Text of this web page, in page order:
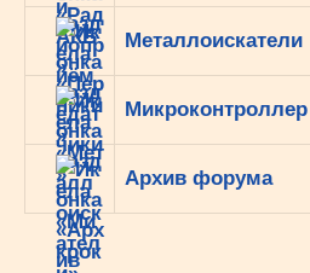
Металлоискатели
Микроконтроллер
Архив форума